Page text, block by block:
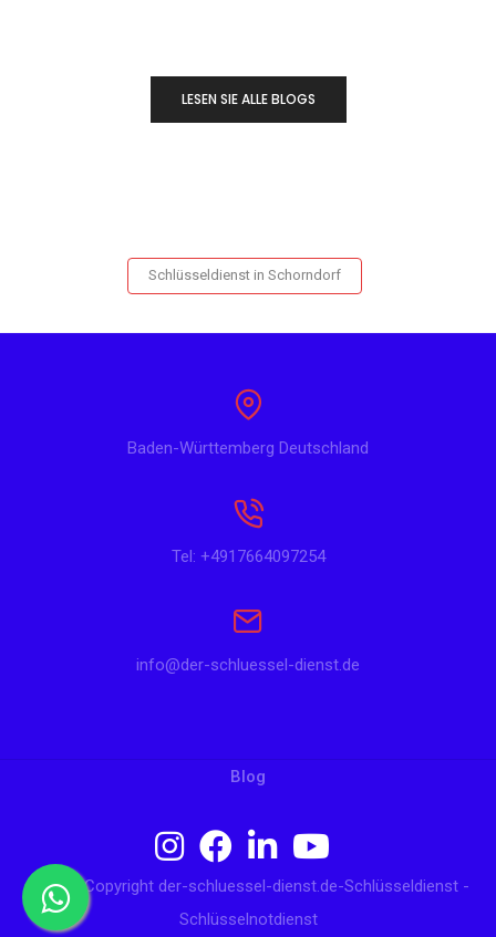
LESEN SIE ALLE BLOGS
Schlüsseldienst in Schorndorf
Baden-Württemberg Deutschland
Tel: +4917664097254
info@der-schluessel-dienst.de
Blog
© 2024 Copyright der-schluessel-dienst.de-Schlüsseldienst -
Schlüsselnotdienst